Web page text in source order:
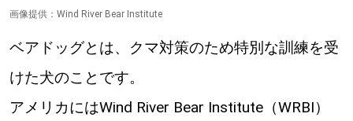
道北
道南
画像提供：Wind River Bear Institute
ベアドッグとは、クマ対策のため特別な訓練を受
けた犬のことです。
アメリカにはWind River Bear Institute（WRBI）